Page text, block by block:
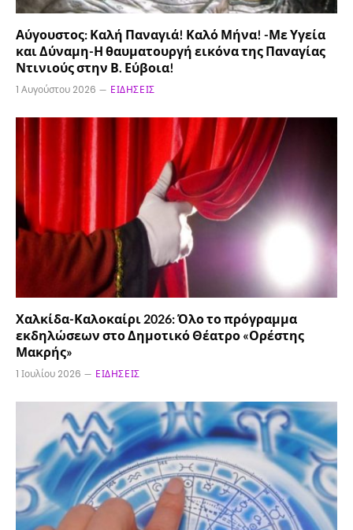
Αύγουστος: Καλή Παναγιά! Καλό Μήνα! -Με Υγεία
και Δύναμη-Η θαυματουργή εικόνα της Παναγίας
Ντινιούς στην Β. Εύβοια!
1 Αυγούστου 2026 ΕΙΔΉΣΕΙΣ
Χαλκίδα-Καλοκαίρι 2026: Όλο το πρόγραμμα
εκδηλώσεων στο Δημοτικό Θέατρο «Ορέστης
Μακρής»
1 Ιουλίου 2026 ΕΙΔΉΣΕΙΣ